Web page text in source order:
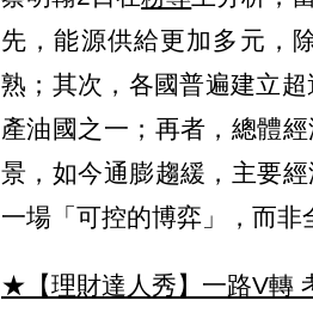
先，能源供給更加多元，
熟；其次，各國普遍建立
產油國之一；再者，總體
景，如今通膨趨緩，主要
一場「可控的博弈」，而非
★【理財達人秀】一路V轉